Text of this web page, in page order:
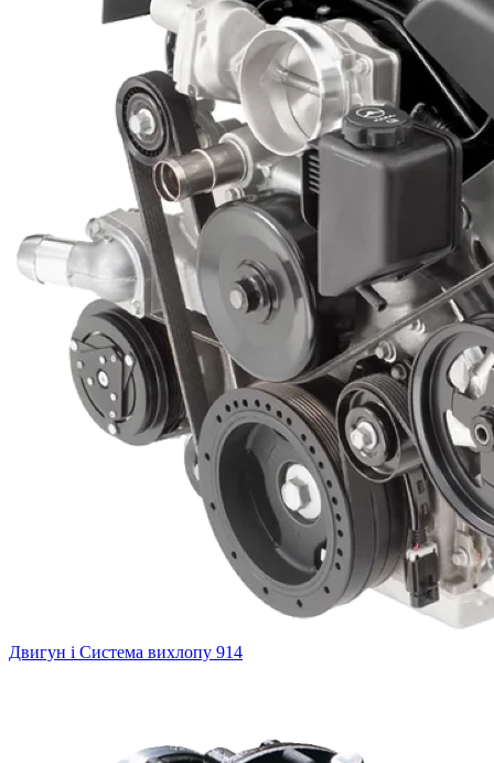
Двигун і Система вихлопу 914